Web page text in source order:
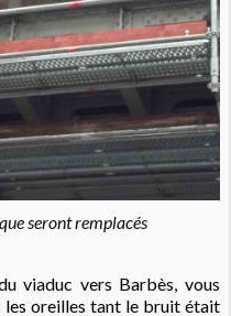
seront remplacés
viaduc vers Barbès, vous
les oreilles tant le bruit était